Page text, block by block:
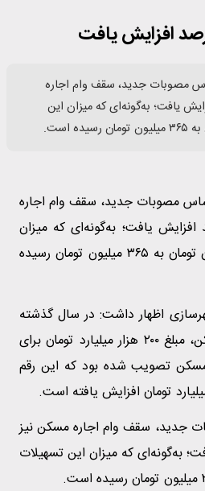
مصوبات جدید، سقف وام اجاره
۳۰ درصد افزایش یافت؛ به‌گونه‌ای که میزان این
مصوبات جدید، سقف وام اجاره
حدود ۳۰ درصد افزایش یافت؛ به‌گونه‌ای که میزان
این تسهیلات از ۲۸۰ میلیون تومان به ۳۶۵ میلیون تومان رسیده
اظهار داشت: در سال گذشته
در جلسه شورای عالی مسکن، مبلغ ۲۰۰ هزار میلیارد تومان برای
تصویب شده بود که این رقم
جدید، سقف وام اجاره مسکن نیز
یافت؛ به‌گونه‌ای که میزان این تسهیلات